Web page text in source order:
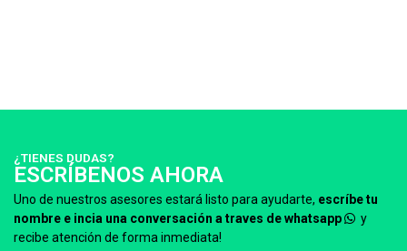
¿TIENES DUDAS?
ESCRÍBENOS AHORA
Uno de nuestros asesores estará listo para ayudarte, escríbe tu
nombre e incia una conversación a traves de whatsapp
y
recibe atención de forma inmediata!